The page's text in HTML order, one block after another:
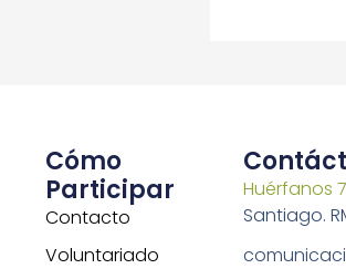
Cómo
Participar
Contacto
Voluntariado
Huérfanos
Santiago.